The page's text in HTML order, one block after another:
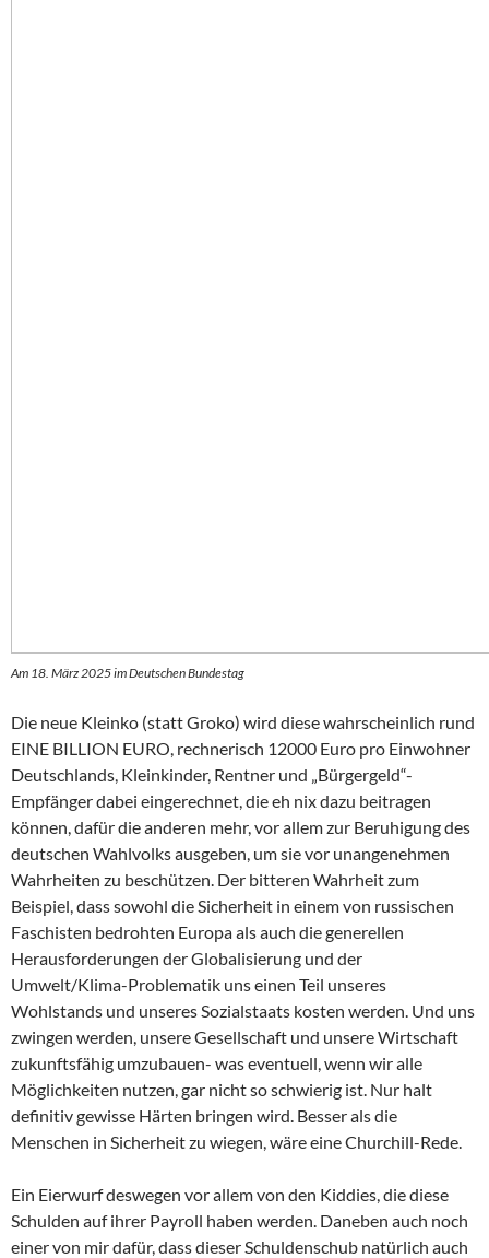
Am 18. März 2025 im Deutschen Bundestag
Die neue Kleinko (statt Groko) wird diese wahrscheinlich rund
EINE BILLION EURO, rechnerisch 12000 Euro pro Einwohner
Deutschlands, Kleinkinder, Rentner und „Bürgergeld“-
Empfänger dabei eingerechnet, die eh nix dazu beitragen
können, dafür die anderen mehr, vor allem zur Beruhigung des
deutschen Wahlvolks ausgeben, um sie vor unangenehmen
Wahrheiten zu beschützen. Der bitteren Wahrheit zum
Beispiel, dass sowohl die Sicherheit in einem von russischen
Faschisten bedrohten Europa als auch die generellen
Herausforderungen der Globalisierung und der
Umwelt/Klima-Problematik uns einen Teil unseres
Wohlstands und unseres Sozialstaats kosten werden. Und uns
zwingen werden, unsere Gesellschaft und unsere Wirtschaft
zukunftsfähig umzubauen- was eventuell, wenn wir alle
Möglichkeiten nutzen, gar nicht so schwierig ist. Nur halt
definitiv gewisse Härten bringen wird. Besser als die
Menschen in Sicherheit zu wiegen, wäre eine Churchill-Rede.
Ein Eierwurf deswegen vor allem von den Kiddies, die diese
Schulden auf ihrer Payroll haben werden. Daneben auch noch
einer von mir dafür, dass dieser Schuldenschub natürlich auch